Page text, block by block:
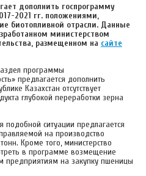
дополнить госпрограмму
2021 гг. положениями,
биотопливной отрасли. Данные
министерством
размещенном на сайте
программы
предлагается дополнить
Казахстан отсутствует
глубокой переработки зерна
подобной ситуации предлагается
на производство
Кроме того, министерство
в программе возмещение
предприятиям на закупку пшеницы